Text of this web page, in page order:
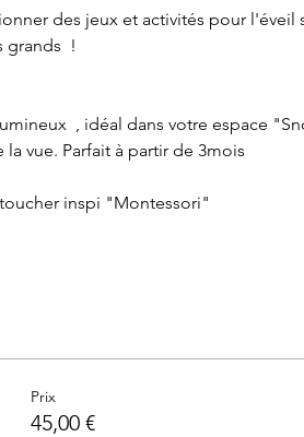
des jeux et activités pour l'éveil
grands  !
, idéal dans votre espace
vue. Parfait à partir de 3mois
inspi "Montessori"
Prix
45,00 €